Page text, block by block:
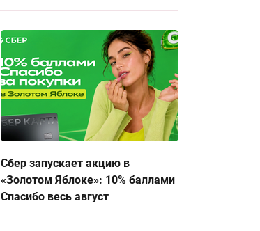
Сбер запускает акцию в
«Золотом Яблоке»: 10% баллами
Спасибо весь август